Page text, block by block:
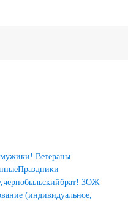
Ветераны
ЗОЖ
(индивидуальное,